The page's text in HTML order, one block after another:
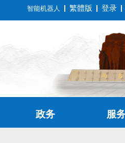
智能机器人 繁體版 登录
政务 服